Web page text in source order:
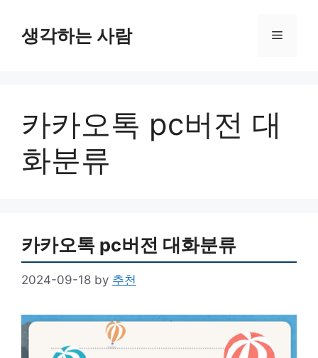
content생각하는 사람 Menu
카카오톡 pc버전 대
화분류
카카오톡 pc버전 대화분류
2024-09-18 by 추천